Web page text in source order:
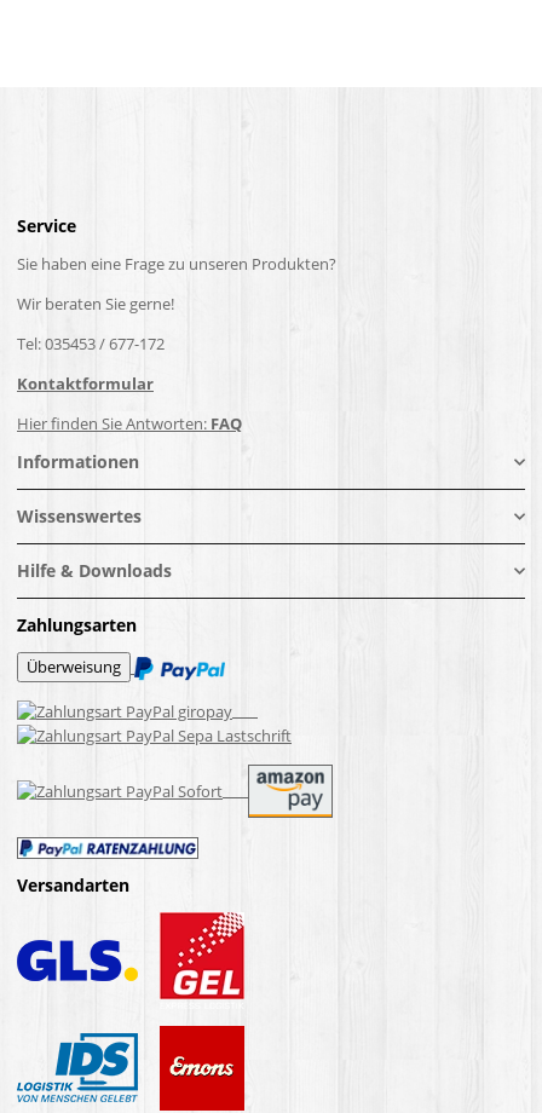
Service
Sie haben eine Frage zu unseren Produkten?
Wir beraten Sie gerne!
Tel: 035453 / 677-172
Kontaktformular
Hier finden Sie Antworten: FAQ
Informationen
Wissenswertes
Hilfe & Downloads
Zahlungsarten
Versandarten